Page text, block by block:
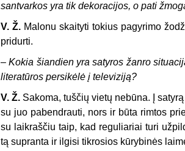
santvarkos yra tik dekoracijos, o pati
V. Ž. Malonu skaityti tokius pagyrimo
pridurti.
–Kokia šiandien yra satyros žanro
literatūros persikėlė į televiziją?
V. Ž. Sakoma, tuščių vietų nebūna. Į
su juo pabendrauti, nors ir būta rimtos
su laikraščiu taip, kad reguliariai turi
tą supranta ir ilgisi tikrosios kūrybinės